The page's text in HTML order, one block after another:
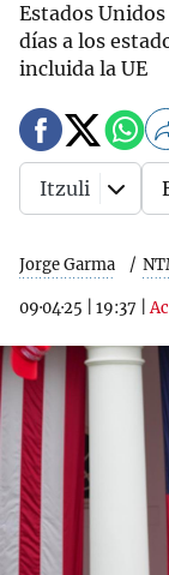
Estados
días a los
incluida la UE
Jorge Garma
09·04·25 19:37 |
Itzuli